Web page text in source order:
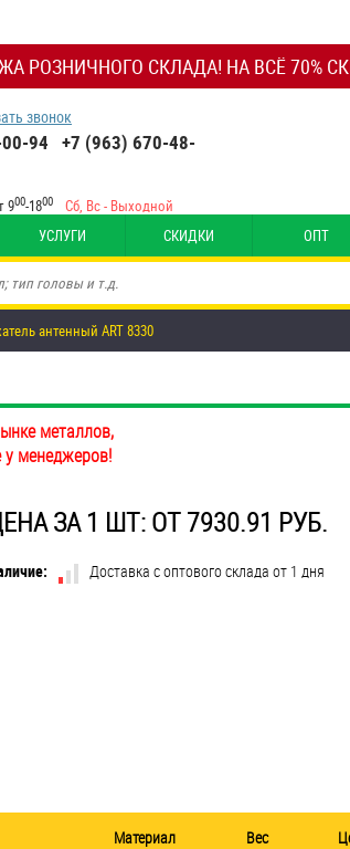
РОЗНИЧНОГО СКЛАДА! НА ВСЁ 70%
звонок
94 +7 (963) 670-48-
900-1800 Сб, Вс - Выходной
УСЛУГИ СКИДКИ ОПТ
антенный ART 8330
металлов,
у менеджеров!
ЗА 1 ШТ: ОТ 7930.91 РУБ.
Доставка с оптового склада от 1 дня
Материал Вес